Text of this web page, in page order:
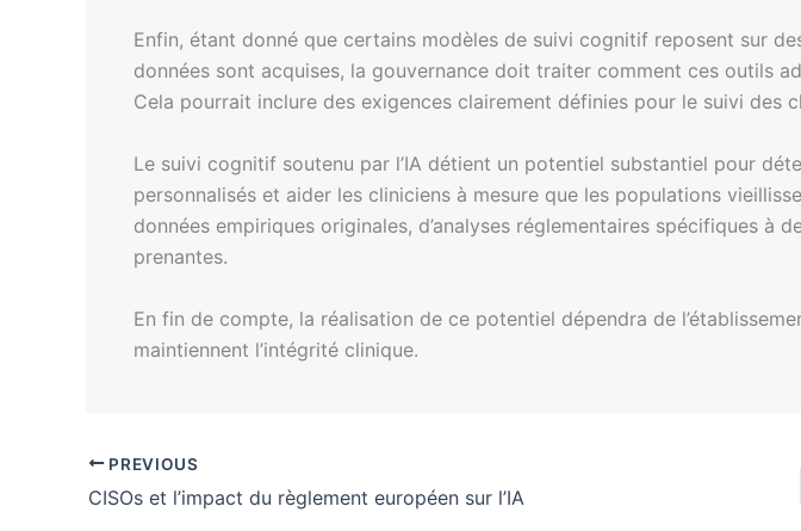
Enfin, étant donné que certains modèles de suivi cognitif reposent sur
données sont acquises, la gouvernance doit traiter comment ces outils
Cela pourrait inclure des exigences clairement définies pour le suivi des
Le suivi cognitif soutenu par l’IA détient un potentiel substantiel pour
personnalisés et aider les cliniciens à mesure que les populations
données empiriques originales, d’analyses réglementaires spécifiques
prenantes.
En fin de compte, la réalisation de ce potentiel dépendra de
maintiennent l’intégrité clinique.
PREVIOUS
CISOs et l’impact du règlement européen sur l’IA